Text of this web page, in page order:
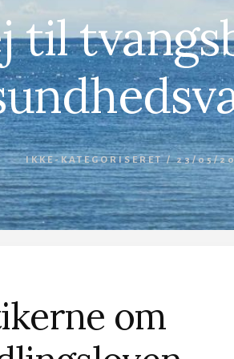
til
IKKE-KATEGORISERET / 23/05/
om